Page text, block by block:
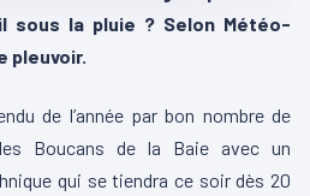
sous la pluie ? Selon Météo-
pleuvoir.
de l’année par bon nombre de
Boucans de la Baie avec un
qui se tiendra ce soir dès 20